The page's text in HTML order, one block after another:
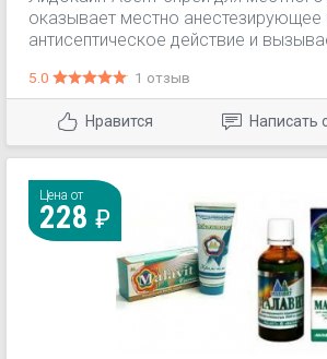
оказывает местно анестезирующее
антисептическое действие и
5.0 1 отзыв
Нравится Написать
Цена от
228